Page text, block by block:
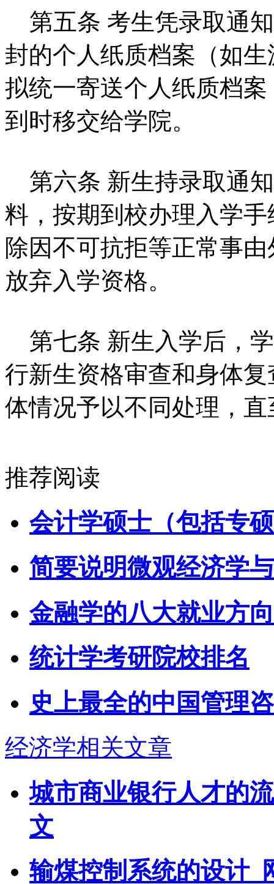
第五条 考生凭录取通
封的个人纸质档案（如
拟统一寄送个人纸质档
到时移交给学院。
第六条 新生持录取通
料，按期到校办理入学
除因不可抗拒等正常事
放弃入学资格。
第七条 新生入学后，
行新生资格审查和身体
体情况予以不同处理，
推荐阅读
会计学硕士（包括专
简要说明微观经济学
金融学的八大就业方
统计学考研院校排名
史上最全的中国管理
经济学相关文章
城市商业银行人才的
文
输煤控制系统的设计_